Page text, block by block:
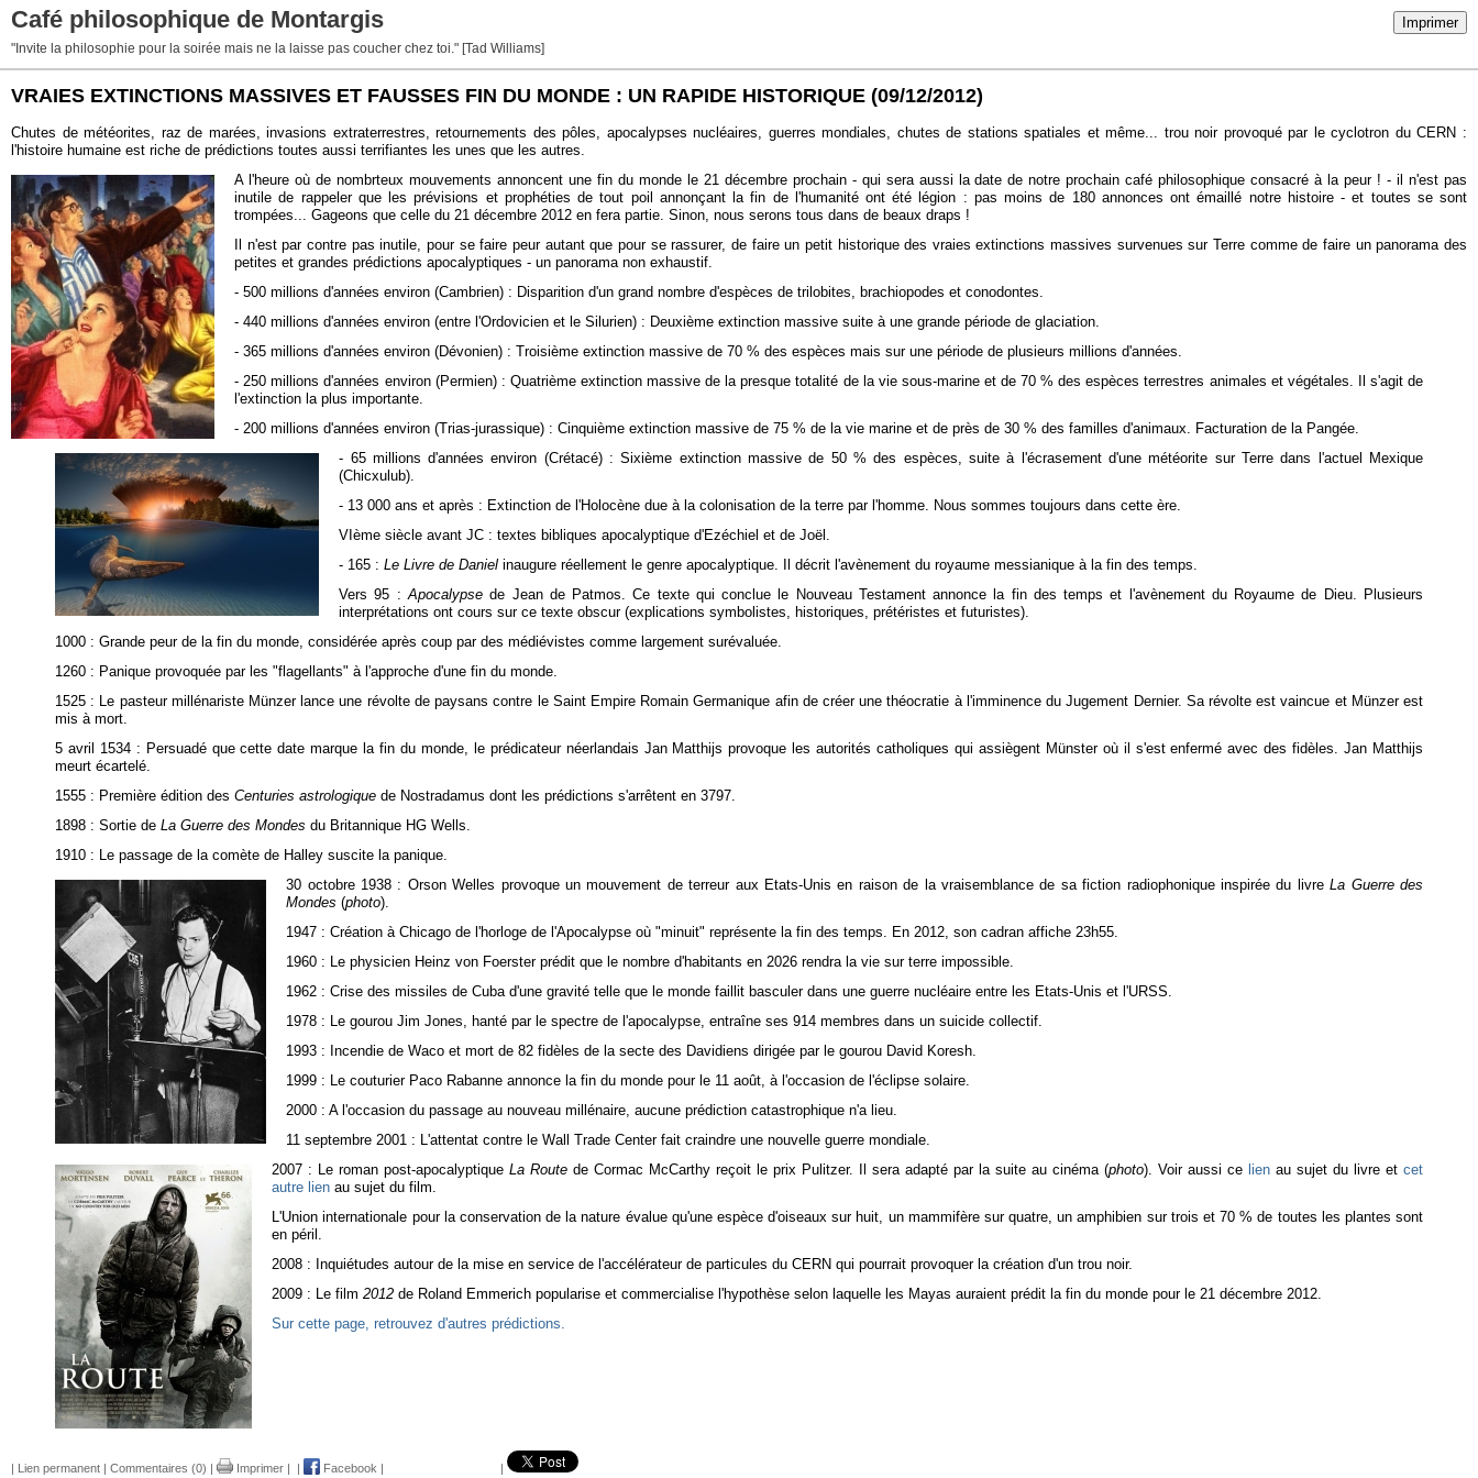
Imprimer
Café philosophique de Montargis
"Invite la philosophie pour la soirée mais ne la laisse pas coucher chez toi." [Tad Williams]
VRAIES EXTINCTIONS MASSIVES ET FAUSSES FIN DU MONDE : UN RAPIDE HISTORIQUE (09/12/2012)
Chutes de météorites, raz de marées, invasions extraterrestres, retournements des pôles, apocalypses nucléaires, guerres mondiales, chutes de stations spatiales et même... trou noir provoqué par le cyclotron du CERN :
l'histoire humaine est riche de prédictions toutes aussi terrifiantes les unes que les autres.
A l'heure où de nombrteux mouvements annoncent une fin du monde le 21 décembre prochain - qui sera aussi la date de notre prochain café philosophique consacré à la peur ! - il n'est pas
inutile de rappeler que les prévisions et prophéties de tout poil annonçant la fin de l'humanité ont été légion : pas moins de 180 annonces ont émaillé notre histoire - et toutes se sont
trompées... Gageons que celle du 21 décembre 2012 en fera partie. Sinon, nous serons tous dans de beaux draps !
Il n'est par contre pas inutile, pour se faire peur autant que pour se rassurer, de faire un petit historique des vraies extinctions massives survenues sur Terre comme de faire un panorama des
petites et grandes prédictions apocalyptiques - un panorama non exhaustif.
- 500 millions d'années environ (Cambrien) : Disparition d'un grand nombre d'espèces de trilobites, brachiopodes et conodontes.
- 440 millions d'années environ (entre l'Ordovicien et le Silurien) : Deuxième extinction massive suite à une grande période de glaciation.
- 365 millions d'années environ (Dévonien) : Troisième extinction massive de 70 % des espèces mais sur une période de plusieurs millions d'années.
- 250 millions d'années environ (Permien) : Quatrième extinction massive de la presque totalité de la vie sous-marine et de 70 % des espèces terrestres animales et végétales. Il s'agit de
l'extinction la plus importante.
- 200 millions d'années environ (Trias-jurassique) : Cinquième extinction massive de 75 % de la vie marine et de près de 30 % des familles d'animaux. Facturation de la Pangée.
- 65 millions d'années environ (Crétacé) : Sixième extinction massive de 50 % des espèces, suite à l'écrasement d'une météorite sur Terre dans l'actuel Mexique
(Chicxulub).
- 13 000 ans et après : Extinction de l'Holocène due à la colonisation de la terre par l'homme. Nous sommes toujours dans cette ère.
VIème siècle avant JC : textes bibliques apocalyptique d'Ezéchiel et de Joël.
- 165 :Le Livre de Daniel inaugure réellement le genre apocalyptique. Il décrit l'avènement du royaume messianique à la fin des temps.
Vers 95 :Apocalypsede Jean de Patmos. Ce texte qui conclue le Nouveau Testament annonce la fin des temps et l'avènement du Royaume de Dieu. Plusieurs
interprétations ont cours sur ce texte obscur (explications symbolistes, historiques, prétéristes et futuristes).
1000 : Grande peur de la fin du monde, considérée après coup par des médiévistes comme largement surévaluée.
1260 : Panique provoquée par les "flagellants" à l'approche d'une fin du monde.
1525 : Le pasteur millénariste Münzer lance une révolte de paysans contre le Saint Empire Romain Germanique afin de créer une théocratie à l'imminence du Jugement Dernier. Sa révolte est vaincue et Münzer est
mis à mort.
5 avril 1534 : Persuadé que cette date marque la fin du monde, le prédicateur néerlandais Jan Matthijs provoque les autorités catholiques qui assiègent Münster où il s'est enfermé avec des fidèles. Jan Matthijs
meurt écartelé.
1555 : Première édition des Centuries astrologique de Nostradamus dont les prédictions s'arrêtent en 3797.
1898 : Sortie de La Guerre des Mondes du Britannique HG Wells.
1910 : Le passage de la comète de Halley suscite la panique.
30 octobre 1938 : Orson Welles provoque un mouvement de terreur aux Etats-Unis en raison de la vraisemblance de sa fiction radiophonique inspirée du livreLa Guerre des
Mondes(photo).
1947 : Création à Chicago de l'horloge de l'Apocalypse où "minuit" représente la fin des temps. En 2012, son cadran affiche 23h55.
1960 : Le physicien Heinz von Foerster prédit que le nombre d'habitants en 2026 rendra la vie sur terre impossible.
1962 : Crise des missiles de Cuba d'une gravité telle que le monde faillit basculer dans une guerre nucléaire entre les Etats-Unis et l'URSS.
1978 : Le gourou Jim Jones, hanté par le spectre de l'apocalypse, entraîne ses 914 membres dans un suicide collectif.
1993 : Incendie de Waco et mort de 82 fidèles de la secte des Davidiens dirigée par le gourou David Koresh.
1999 : Le couturier Paco Rabanne annonce la fin du monde pour le 11 août, à l'occasion de l'éclipse solaire.
2000 : A l'occasion du passage au nouveau millénaire, aucune prédiction catastrophique n'a lieu.
11 septembre 2001 : L'attentat contre le Wall Trade Center fait craindre une nouvelle guerre mondiale.
2007 : Le roman post-apocalyptiqueLa Route de Cormac McCarthy reçoit le prix Pulitzer. Il sera adapté par la suite au cinéma (photo). Voir aussi ce lien au sujet du livre etcet
autre lien au sujet du film.
L'Union internationale pour la conservation de la nature évalue qu'une espèce d'oiseaux sur huit, un mammifère sur quatre, un amphibien sur trois et 70 % de toutes les plantes sont
en péril.
2008 : Inquiétudes autour de la mise en service de l'accélérateur de particules du CERN qui pourrait provoquer la création d'un trou noir.
2009 : Le film2012 de Roland Emmerich popularise et commercialise l'hypothèse selon laquelle les Mayas auraient prédit la fin du monde pour le 21 décembre 2012.
Sur cette page, retrouvez d'autres prédictions.
| Lien permanent | Commentaires (0) | Imprimer | | Facebook | |